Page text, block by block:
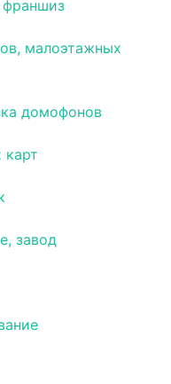
франшиз
малоэтажных
домофонов
карт
завод